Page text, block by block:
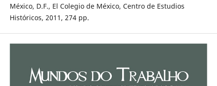
México, D.F., El Colegio de México, Centro de Estudios
Históricos, 2011, 274 pp.